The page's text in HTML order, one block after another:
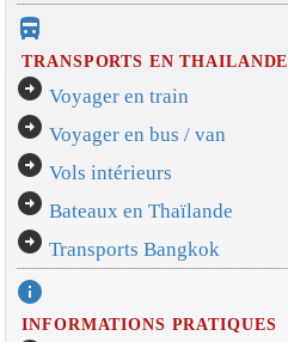
directions_bus_filled
TRANSPORTS EN THAILANDE
arrow_circle_right Voyager en train
arrow_circle_right Voyager en bus / van
arrow_circle_right Vols intérieurs
arrow_circle_right Bateaux en Thaïlande
arrow_circle_right Transports Bangkok
info
INFORMATIONS PRATIQUES